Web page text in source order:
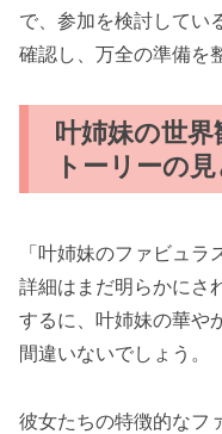
で、参加を検討してい
確認し、万全の準備を
叶姉妹の世
トーリーの
「叶姉妹のファビュ
詳細はまだ明らかにさ
するに、叶姉妹の華や
間違いないでしょう。
彼女たちの特徴的なフ